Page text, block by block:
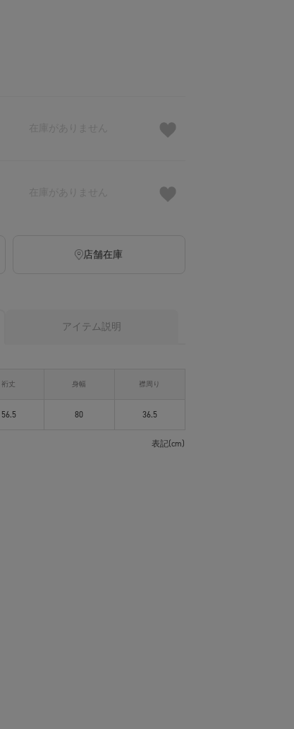
店舗在庫
アイテム説明
裄丈 身幅 襟周り
56.5 80 36.5
表記(cm)